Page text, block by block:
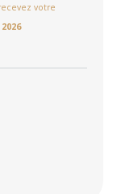
votre